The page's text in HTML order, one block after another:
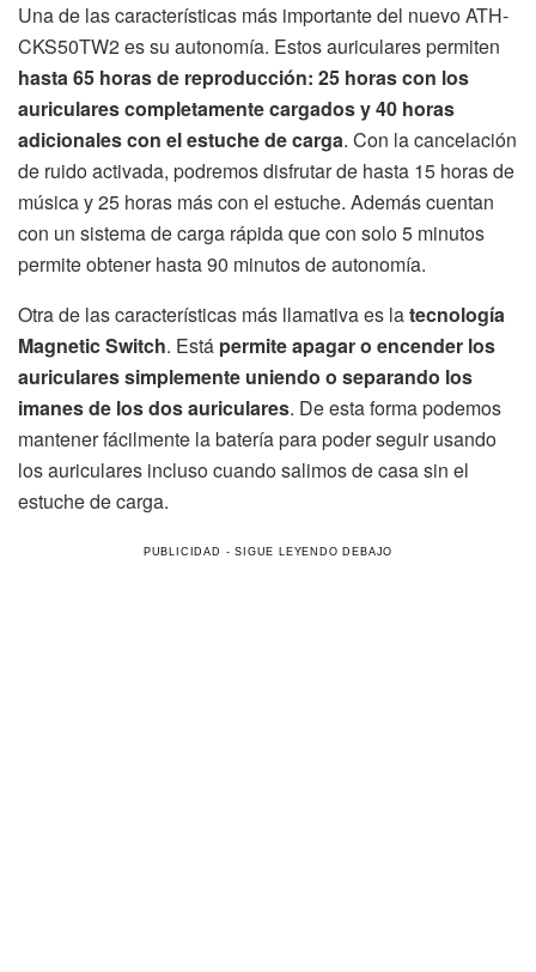
Una de las características más importante del nuevo ATH-
CKS50TW2 es su autonomía. Estos auriculares permiten
hasta 65 horas de reproducción: 25 horas con los
auriculares completamente cargados y 40 horas
adicionales con el estuche de carga. Con la cancelación
de ruido activada, podremos disfrutar de hasta 15 horas de
música y 25 horas más con el estuche. Además cuentan
con un sistema de carga rápida que con solo 5 minutos
permite obtener hasta 90 minutos de autonomía.
Otra de las características más llamativa es latecnología
Magnetic Switch. Está permite apagar o encender los
auriculares simplemente uniendo o separando los
imanes de los dos auriculares. De esta forma podemos
mantener fácilmente la batería para poder seguir usando
los auriculares incluso cuando salimos de casa sin el
estuche de carga.